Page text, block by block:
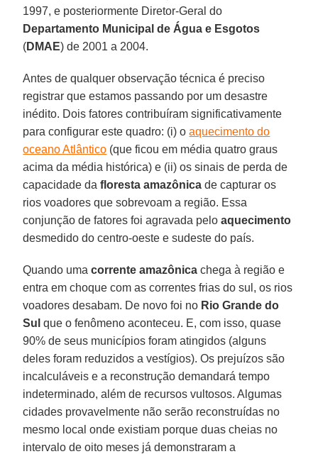
1997, e posteriormente Diretor-Geral do
Departamento Municipal de Água e Esgotos
(DMAE) de 2001 a 2004.
Antes de qualquer observação técnica é preciso
registrar que estamos passando por um desastre
inédito. Dois fatores contribuíram significativamente
para configurar este quadro: (i) oaquecimento do
oceano Atlântico (que ficou em média quatro graus
acima da média histórica) e (ii) os sinais de perda de
capacidade dafloresta amazônica de capturar os
rios voadores que sobrevoam a região. Essa
conjunção de fatores foi agravada peloaquecimento
desmedido do centro-oeste e sudeste do país.
Quando umacorrente amazônica chega à região e
entra em choque com as correntes frias do sul, os rios
voadores desabam. De novo foi no Rio Grande do
Sul que o fenômeno aconteceu. E, com isso, quase
90% de seus municípios foram atingidos (alguns
deles foram reduzidos a vestígios). Os prejuízos são
incalculáveis e a reconstrução demandará tempo
indeterminado, além de recursos vultosos. Algumas
cidades provavelmente não serão reconstruídas no
mesmo local onde existiam porque duas cheias no
intervalo de oito meses já demonstraram a